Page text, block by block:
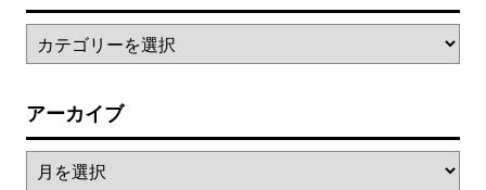
アーカイブ